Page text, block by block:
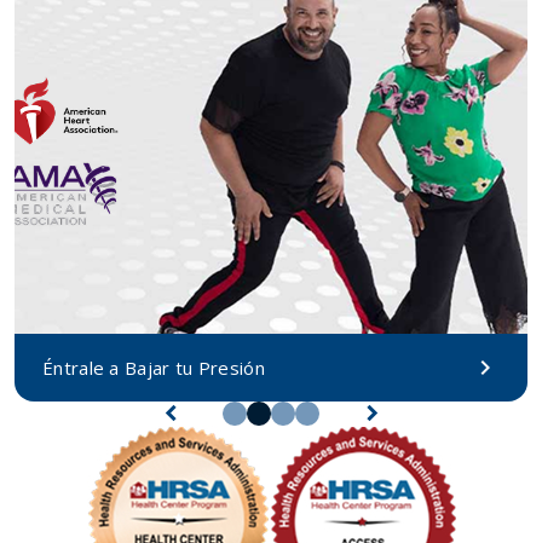
expand_less expand_more
Éntrale a Bajar tu Presión chevron_right